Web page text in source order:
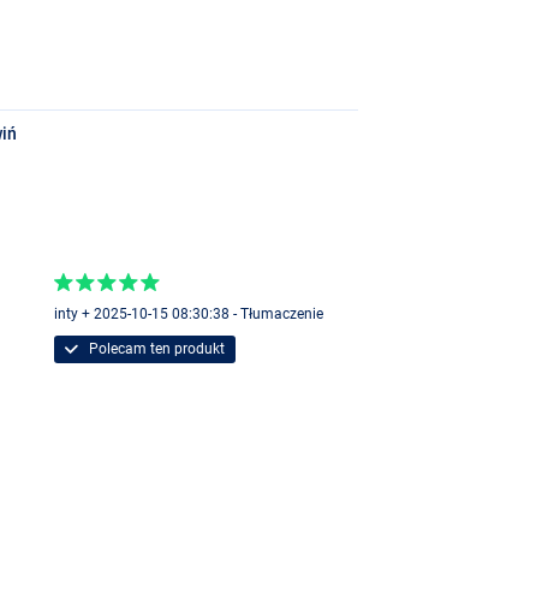
inty + 2025-10-15 08:30:38 - Tłumaczenie
Polecam ten produkt